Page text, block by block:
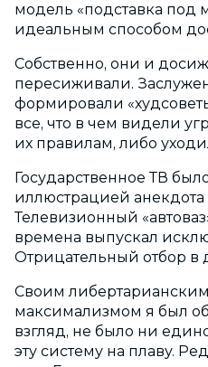
модель «подставка под
идеальным способом
Собственно, они и
пересиживали.
формировали
все, что в чем видели
их правилам, либо
Государственное ТВ
иллюстрацией анекдота
Телевизионный
времена выпускал
Отрицательный отбор в
Своим
максимализмом я был
взгляд, не было ни
эту систему на плаву.